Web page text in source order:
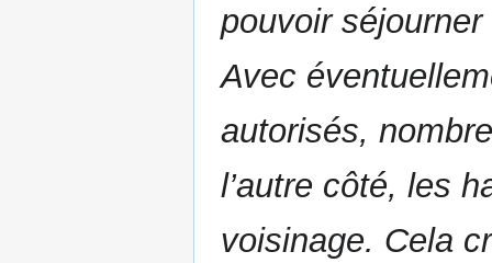
pouvoir
Avec
autorisés,
l’autre côté, les
voisinage. Cela